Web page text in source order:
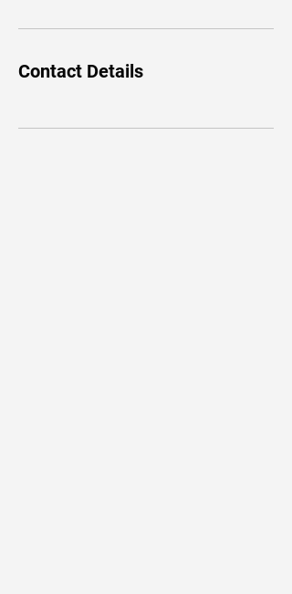
Contact Details